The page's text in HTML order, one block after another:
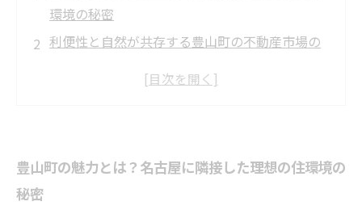
環境の秘密
利便性と自然が共存する豊山町の不動産市場の
教育施設や交通アクセスが豊山町の住みやすさ
と地域の特徴
豊山町の魅力とは？名古屋に隣接した理想の住環境の
秘密